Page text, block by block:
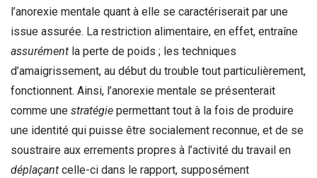
l’anorexie mentale quant à elle se caractériserait par une
issue assurée. La restriction alimentaire, en effet, entraîne
assurément la perte de poids ; les techniques
d’amaigrissement, au début du trouble tout particulièrement,
fonctionnent. Ainsi, l’anorexie mentale se présenterait
comme une stratégie permettant tout à la fois de produire
une identité qui puisse être socialement reconnue, et de se
soustraire aux errements propres à l’activité du travail en
déplaçant celle-ci dans le rapport, supposément